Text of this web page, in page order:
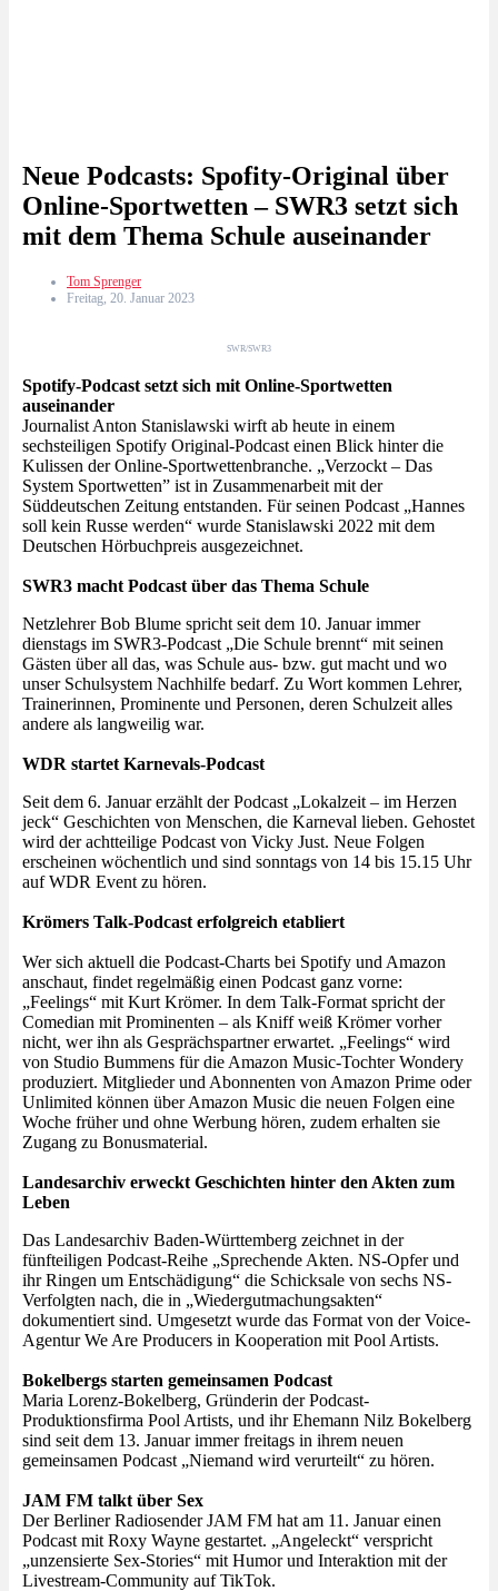
Neue Podcasts: Spofity-Original über
Online-Sportwetten – SWR3 setzt sich
mit dem Thema Schule auseinander
Tom Sprenger
Freitag, 20. Januar 2023
SWR/SWR3
Spotify-Podcast setzt sich mit Online-Sportwetten
auseinander
Journalist Anton Stanislawski wirft ab heute in einem
sechsteiligen Spotify Original-Podcast einen Blick hinter die
Kulissen der Online-Sportwettenbranche. „Verzockt – Das
System Sportwetten” ist in Zusammenarbeit mit der
Süddeutschen Zeitung entstanden. Für seinen Podcast „Hannes
soll kein Russe werden“ wurde Stanislawski 2022 mit dem
Deutschen Hörbuchpreis ausgezeichnet.
SWR3 macht Podcast über das Thema Schule
Netzlehrer Bob Blume spricht seit dem 10. Januar immer
dienstags im SWR3-Podcast „Die Schule brennt“ mit seinen
Gästen über all das, was Schule aus- bzw. gut macht und wo
unser Schulsystem Nachhilfe bedarf. Zu Wort kommen Lehrer,
Trainerinnen, Prominente und Personen, deren Schulzeit alles
andere als langweilig war.
WDR startet Karnevals-Podcast
Seit dem 6. Januar erzählt der Podcast „Lokalzeit – im Herzen
jeck“ Geschichten von Menschen, die Karneval lieben. Gehostet
wird der achtteilige Podcast von Vicky Just. Neue Folgen
erscheinen wöchentlich und sind sonntags von 14 bis 15.15 Uhr
auf WDR Event zu hören.
Krömers Talk-Podcast erfolgreich etabliert
Wer sich aktuell die Podcast-Charts bei Spotify und Amazon
anschaut, findet regelmäßig einen Podcast ganz vorne:
„Feelings“ mit Kurt Krömer. In dem Talk-Format spricht der
Comedian mit Prominenten – als Kniff weiß Krömer vorher
nicht, wer ihn als Gesprächspartner erwartet. „Feelings“ wird
von Studio Bummens für die Amazon Music-Tochter Wondery
produziert. Mitglieder und Abonnenten von Amazon Prime oder
Unlimited können über Amazon Music die neuen Folgen eine
Woche früher und ohne Werbung hören, zudem erhalten sie
Zugang zu Bonusmaterial.
Landesarchiv erweckt Geschichten hinter den Akten zum
Leben
Das Landesarchiv Baden-Württemberg zeichnet in der
fünfteiligen Podcast-Reihe „Sprechende Akten. NS-Opfer und
ihr Ringen um Entschädigung“ die Schicksale von sechs NS-
Verfolgten nach, die in „Wiedergutmachungsakten“
dokumentiert sind. Umgesetzt wurde das Format von der Voice-
Agentur We Are Producers in Kooperation mit Pool Artists.
Bokelbergs starten gemeinsamen Podcast
Maria Lorenz-Bokelberg, Gründerin der Podcast-
Produktionsfirma Pool Artists, und ihr Ehemann Nilz Bokelberg
sind seit dem 13. Januar immer freitags in ihrem neuen
gemeinsamen Podcast „Niemand wird verurteilt“ zu hören.
JAM FM talkt über Sex
Der Berliner Radiosender JAM FM hat am 11. Januar einen
Podcast mit Roxy Wayne gestartet. „Angeleckt“ verspricht
„unzensierte Sex-Stories“ mit Humor und Interaktion mit der
Livestream-Community auf TikTok.